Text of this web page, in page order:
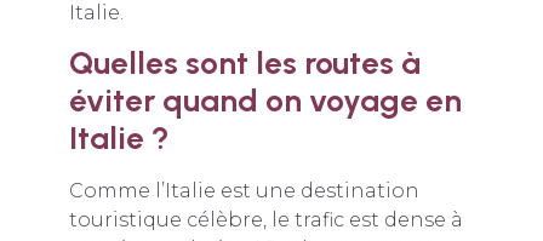
Italie.
Quelles sont les routes à
éviter quand on voyage en
Italie ?
Comme l’Italie est une destination
touristique célèbre, le trafic est dense à